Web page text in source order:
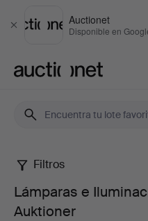
Cerrar
Auctionet
Disponible en
Lámparas
Filtros
Lámparas e
Auktioner